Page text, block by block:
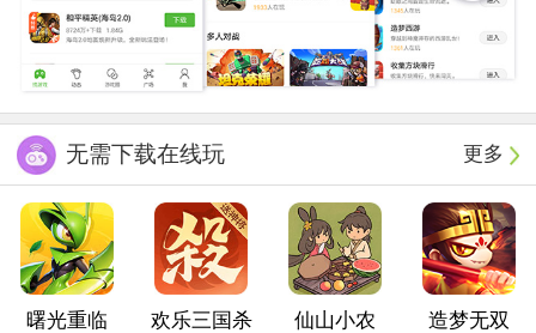
更多
无需下载在线玩
曙光重临 欢乐三国杀 仙山小农 造梦无双